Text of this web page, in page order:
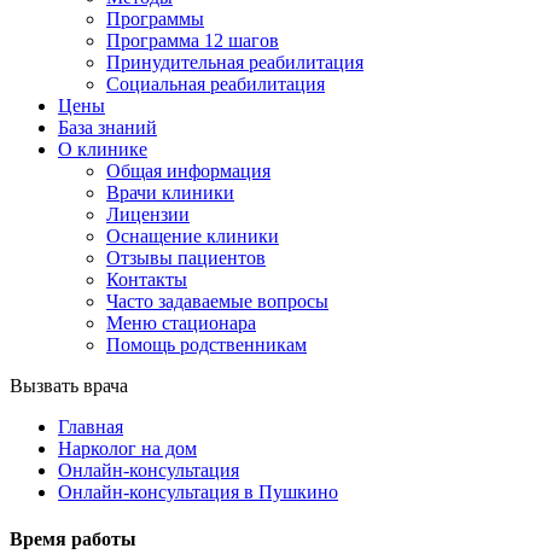
Программы
Программа 12 шагов
Принудительная реабилитация
Социальная реабилитация
Цены
База знаний
О клинике
Общая информация
Врачи клиники
Лицензии
Оснащение клиники
Отзывы пациентов
Контакты
Часто задаваемые вопросы
Меню стационара
Помощь родственникам
Вызвать врача
Главная
Нарколог на дом
Онлайн-консультация
Онлайн-консультация в Пушкино
Время работы